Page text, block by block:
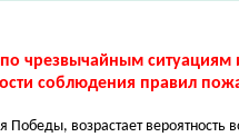
чрезвычайным
соблюдения правил
возрастает вероятность